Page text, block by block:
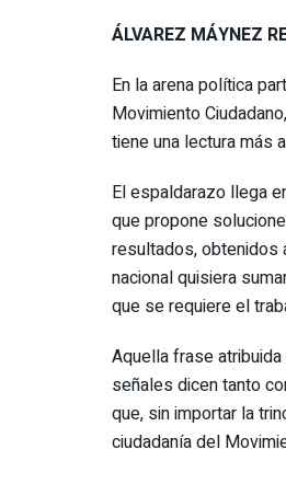
ÁLVAREZ MÁYNEZ
En la arena política
Movimiento
tiene una lectura más
El espaldarazo llega
que propone
resultados, obtenidos
nacional quisiera
que se requiere el
Aquella frase
señales dicen tanto
que, sin importar la
ciudadanía del